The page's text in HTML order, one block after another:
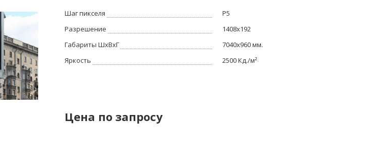
Шаг пикселя
Р5
Разрешение
1408x192
Габариты ШхВхГ
7040x960 мм.
Яркость
2500 Кд./м²
Цена по запросу